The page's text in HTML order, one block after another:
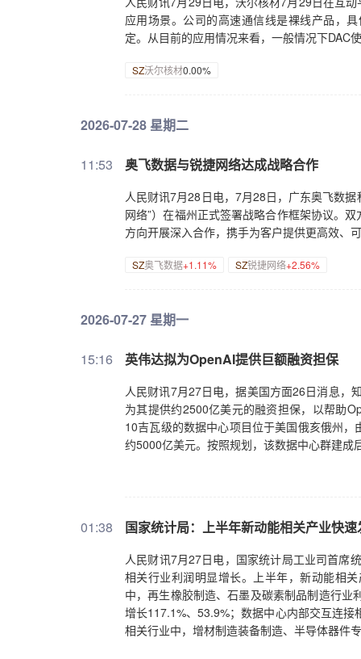
应用场景。公司的高速通信线是裸线产品，
定。从目前的应用情况来看，一般情况下DAC
SZ沃尔核材0.00%
2026-07-28 星期二
11:53 奥飞数据与锐捷网络达成战略合作
人民财讯7月28日电，7月28日，广东奥飞数
网络”）在福州正式签署战略合作框架协议。
方向开展深入合作，携手为客户提供更高效、
SZ奥飞数据+1.11% SZ锐捷网络+2.56%
2026-07-27 星期一
15:16 英伟达拟为OpenAI提供巨额融资担保
人民财讯7月27日电，据美国方面26日消息，
为其提供约2500亿美元的融资担保，以帮助
10吉瓦级的数据中心项目位于美国俄亥俄州
约5000亿美元。按照规划，该数据中心群建
01:38 国家统计局：上半年新动能相关产业快
人民财讯7月27日电，国家统计局工业司首席
相关行业利润明显增长。上半年，新动能相
中，再生橡胶制造、石墨及碳素制品制造行
增长117.1%、53.9%；数据中心内部交互连
相关行业中，增材制造装备制造、半导体器件